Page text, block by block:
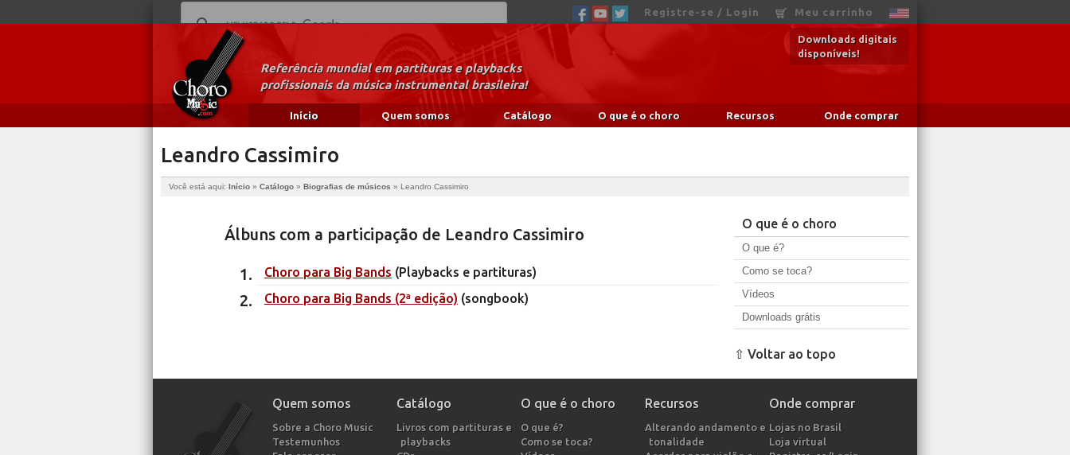
Registre-se / Login Meu carrinho
Downloads digitais
disponíveis!
Referência mundial em partituras e playbacks
profissionais da música instrumental brasileira!
Início Quem somos Catálogo O que é o choro Recursos Onde comprar
Leandro Cassimiro
Você está aqui: Início » Catálogo » Biografias de músicos » Leandro Cassimiro
Álbuns com a participação de Leandro Cassimiro
Choro para Big Bands (Playbacks e partituras)
Choro para Big Bands (2ª edição) (songbook)
O que é o choro
O que é?
Como se toca?
Vídeos
Downloads grátis
⇧ Voltar ao topo
Quem somos
Sobre a Choro Music
Testemunhos
Catálogo
Livros com partituras e
playbacks
O que é o choro
O que é?
Como se toca?
Recursos
Alterando andamento e
tonalidade
Onde comprar
Lojas no Brasil
Loja virtual